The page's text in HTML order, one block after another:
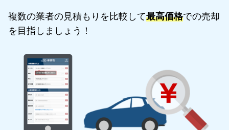
複数の業者の見積もりを比較して最高価格での売却
を目指しましょう！